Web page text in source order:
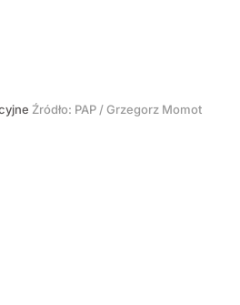
Źródło: PAP /Grzegorz Momot